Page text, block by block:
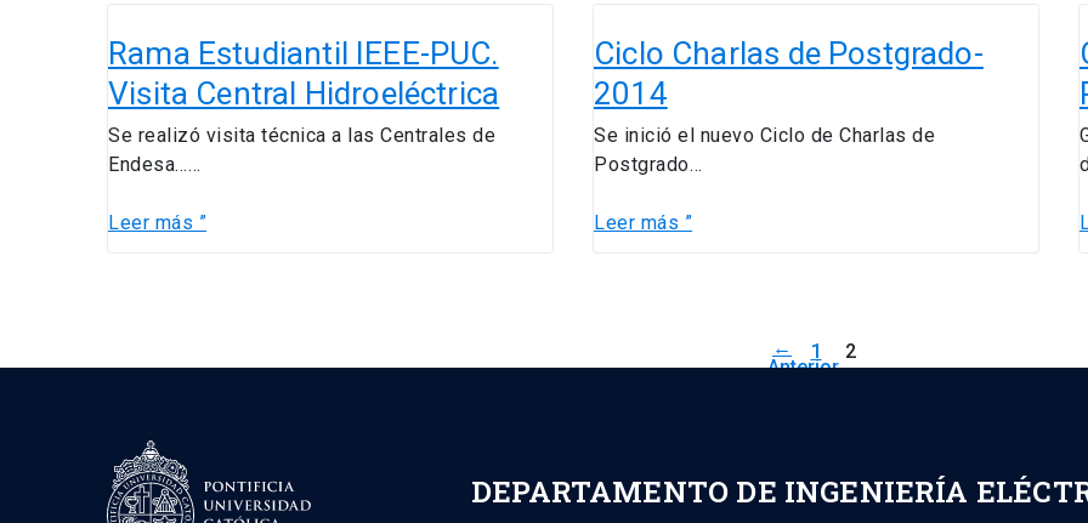
Rama Estudiantil IEEE-PUC.
Visita Central Hidroeléctrica
Se realizó visita técnica a las Centrales de
Endesa……
Estudiantil
IEEE-
PUC.
Visita
Central
Leer más ”
Ciclo Charlas de Postgrado-
2014
Se inició el nuevo Ciclo de Charlas de
Postgrado…
Charlas
de
Postgrado-
2014
Leer más ”
←
Anterior
1 2
DEPARTAMENTO DE INGENIERÍA